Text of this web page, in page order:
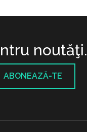
noutăţi.
ABONEAZĂ-TE